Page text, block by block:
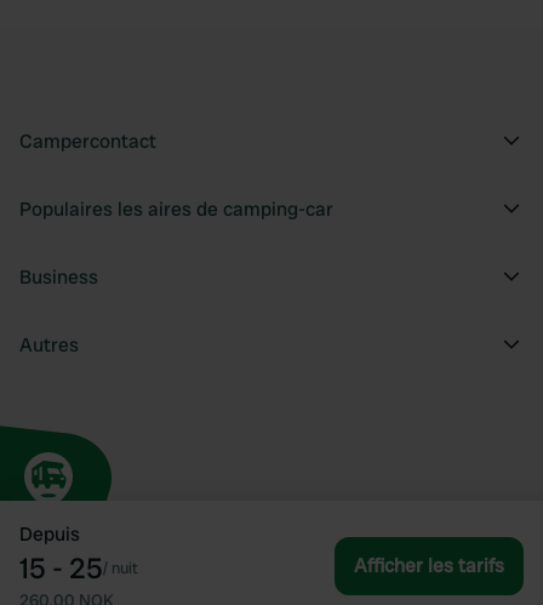
Depuis
15 - 25/ nuit
260,00 NOK
Afficher les tarifs
Campercontact
Populaires les aires de camping-car
Business
Autres